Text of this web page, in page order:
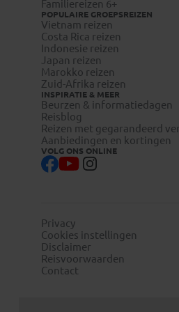
Familiereizen 6+
POPULAIRE GROEPSREIZEN
Vietnam reizen
Costa Rica reizen
Indonesie reizen
Japan reizen
Marokko reizen
Zuid-Afrika reizen
INSPIRATIE & MEER
Beurzen & informatiedagen
Reisblog
Reizen met gegarandeerd
Aanbiedingen en kortingen
VOLG ONS ONLINE
Privacy
Cookies instellingen
Disclaimer
Reisvoorwaarden
Contact